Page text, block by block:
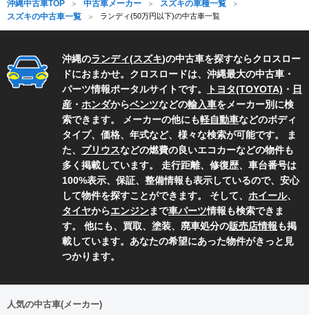
沖縄中古車TOP 中古車メーカー
スズキの車種一覧
スズキの中古車一覧
ランディ(50万円以下)の中古車一覧
沖縄のランディ(スズキ)の中古車を探すならクロスロー
ドにおまかせ。クロスロードは、沖縄最大の中古車・
パーツ情報ポータルサイトです。
トヨタ(TOYOTA) ・ 日
産 ・ ホンダからベンツなどの輸入車をメーカー別に検
索できます。 メーカーの他にも軽自動車などのボディ
タイプ、価格、年式など、様々な検索が可能です。 ま
た、 プリウスなどの燃費の良いエコカーなどの物件も
多く掲載しています。 走行距離、修復歴、車台番号は
100%表示、保証、整備情報も表示しているので、安心
して物件を探すことができます。 そして、 ホイール、
タイヤからエンジンまで車パーツ情報も検索できま
す。 他にも、買取、塗装、廃車処分の販売店情報も掲
載しています。あなたの希望にあった物件がきっと見
つかります。
人気の中古車(メーカー)